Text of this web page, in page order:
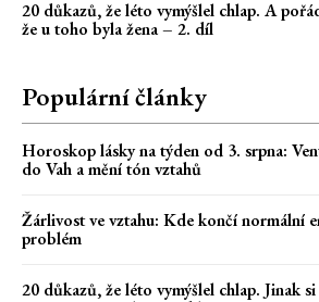
20 důkazů, že léto vymýšlel chlap. A
že u toho byla žena – 2. díl
Populární články
Horoskop lásky na týden od 3. srpna:
do Vah a mění tón vztahů
Žárlivost ve vztahu: Kde končí normální
problém
20 důkazů, že léto vymýšlel chlap. Jinak